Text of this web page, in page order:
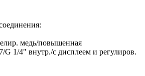
медь/повышенная
G 1/4" внутр./c дисплеем и регулиров.